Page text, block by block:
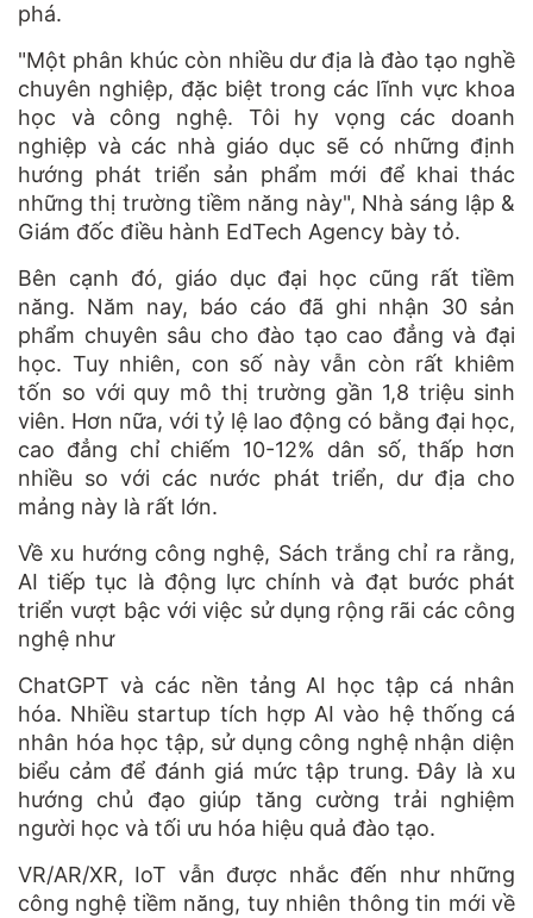
phá.
"Một phân khúc còn nhiều dư địa là đào tạo nghề
chuyên nghiệp, đặc biệt trong các lĩnh vực khoa
học và công nghệ. Tôi hy vọng các doanh
nghiệp và các nhà giáo dục sẽ có những định
hướng phát triển sản phẩm mới để khai thác
những thị trường tiềm năng này", Nhà sáng lập &
Giám đốc điều hành EdTech Agency bày tỏ.
Bên cạnh đó, giáo dục đại học cũng rất tiềm
năng. Năm nay, báo cáo đã ghi nhận 30 sản
phẩm chuyên sâu cho đào tạo cao đẳng và đại
học. Tuy nhiên, con số này vẫn còn rất khiêm
tốn so với quy mô thị trường gần 1,8 triệu sinh
viên. Hơn nữa, với tỷ lệ lao động có bằng đại học,
cao đẳng chỉ chiếm 10-12% dân số, thấp hơn
nhiều so với các nước phát triển, dư địa cho
mảng này là rất lớn.
Về xu hướng công nghệ, Sách trắng chỉ ra rằng,
AI tiếp tục là động lực chính và đạt bước phát
triển vượt bậc với việc sử dụng rộng rãi các công
nghệ như
ChatGPT và các nền tảng AI học tập cá nhân
hóa. Nhiều startup tích hợp AI vào hệ thống cá
nhân hóa học tập, sử dụng công nghệ nhận diện
biểu cảm để đánh giá mức tập trung. Đây là xu
hướng chủ đạo giúp tăng cường trải nghiệm
người học và tối ưu hóa hiệu quả đào tạo.
VR/AR/XR, IoT vẫn được nhắc đến như những
công nghệ tiềm năng, tuy nhiên thông tin mới về